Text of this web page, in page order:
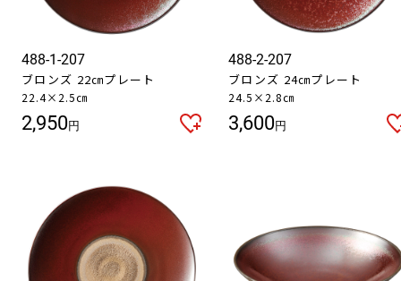
488-1-207
ブロンズ 22㎝プレート
22.4×2.5㎝
2,950円
488-2-207
ブロンズ 24㎝プレート
24.5×2.8㎝
3,600円